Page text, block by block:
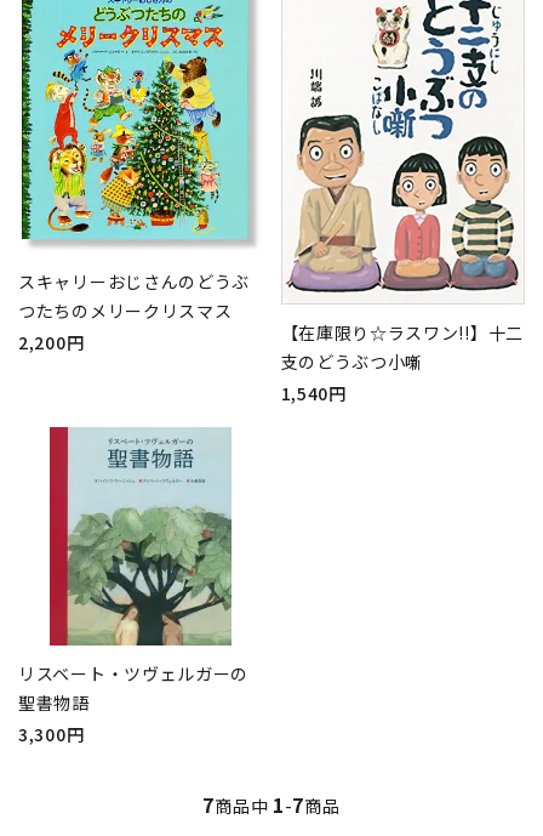
スキャリーおじさんのどうぶ
つたちのメリークリスマス
2,200円
【在庫限り☆ラスワン!!】十二
支のどうぶつ小噺
1,540円
リスベート・ツヴェルガーの
聖書物語
3,300円
7商品中 1-7商品